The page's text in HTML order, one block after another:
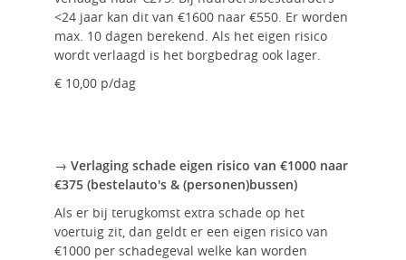
<24 jaar kan dit van €1600 naar €550. Er worden
max. 10 dagen berekend. Als het eigen risico
wordt verlaagd is het borgbedrag ook lager.
€ 10,00 p/dag
→ Verlaging schade eigen risico van €1000 naar
€375 (bestelauto's & (personen)bussen)
Als er bij terugkomst extra schade op het
voertuig zit, dan geldt er een eigen risico van
€1000 per schadegeval welke kan worden